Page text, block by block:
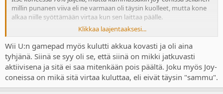
millin punanen viiva eli ne varmaan oli täysin kuolleet, mutta kone
alkaa niille syöttämään virtaa kun sen laittaa päälle.
Nyt ne oli koneessa kiinni, mutta sen ei pitäs vaikuttaa mitään kun
laite on kokonaan sammutettu ja jos siinä jonkun akun pitäs kulua
niin laitteen sillä sehän niille virtaa antaa.
Ja ihan yhtä nopeasti meni ekankin switchin joy-conit tyhjäksi
vaikka ne oli irrallaan hyllyssä.
Pro ohjaimessa sitten olikin varmaan joku 60-70% palkin
perusteella.
Klikkaa laajentaaksesi...
Wii U:n gamepad myös kulutti akkua kovasti ja oli aina
tyhjänä. Siinä se syy oli se, että siinä on mikki jatkuvasti
aktiivisena ja sitä ei saa mitenkään pois päältä. Joku myös Joy-
coneissa on mikä sitä virtaa kuluttaa, eli eivät täysin "sammu".